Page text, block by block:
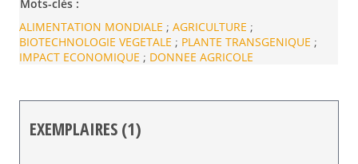
Mots-clés :
ALIMENTATION MONDIALE ;AGRICULTURE ;
BIOTECHNOLOGIE VEGETALE ; PLANTE TRANSGENIQUE ;
IMPACT ECONOMIQUE ; DONNEE AGRICOLE
EXEMPLAIRES (1)